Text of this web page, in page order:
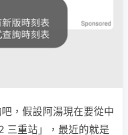
，假設阿湯現在要從中
三重站」，最近的就是